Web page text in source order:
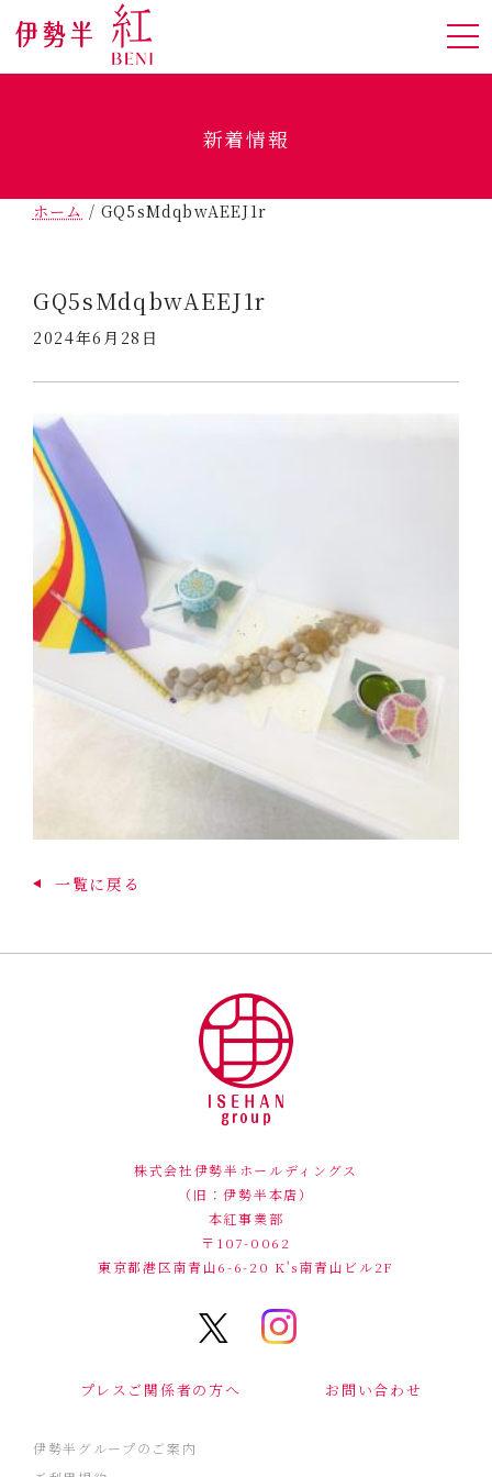
新着情報
ホーム /GQ5sMdqbwAEEJ1r
GQ5sMdqbwAEEJ1r
2024年6月28日
一覧に戻る
株式会社伊勢半ホールディングス
（旧：伊勢半本店）
本紅事業部
〒107-0062
東京都港区南青山6-6-20 K's南青山ビル2F
プレスご関係者の方へ お問い合わせ
伊勢半グループのご案内